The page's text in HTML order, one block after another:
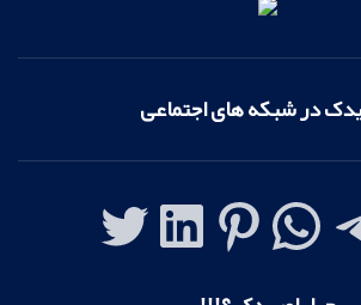
یدک در شبکه های اجتماعی